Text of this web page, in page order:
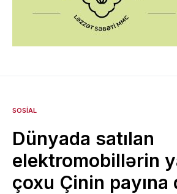
SOSIAL
Dünyada satılan
elektromobillərin
çoxu Çinin payına